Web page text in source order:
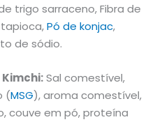
trigo sarraceno, Fibra de
Pó de konjac,
de sódio.
Sal comestível,
(MSG), aroma comestível,
couve em pó, proteína